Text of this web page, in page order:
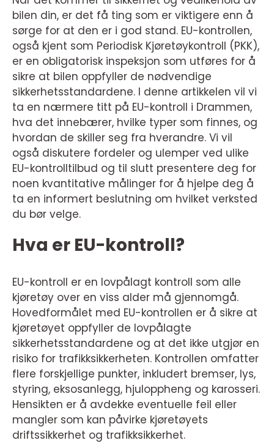
bilen din, er det få ting som er viktigere enn å
sørge for at den er i god stand. EU-kontrollen,
også kjent som Periodisk Kjøretøykontroll (PKK),
er en obligatorisk inspeksjon som utføres for å
sikre at bilen oppfyller de nødvendige
sikkerhetsstandardene. I denne artikkelen vil vi
ta en nærmere titt på EU-kontroll i Drammen,
hva det innebærer, hvilke typer som finnes, og
hvordan de skiller seg fra hverandre. Vi vil
også diskutere fordeler og ulemper ved ulike
EU-kontrolltilbud og til slutt presentere deg for
noen kvantitative målinger for å hjelpe deg å
ta en informert beslutning om hvilket verksted
du bør velge.
Hva er EU-kontroll?
EU-kontroll er en lovpålagt kontroll som alle
kjøretøy over en viss alder må gjennomgå.
Hovedformålet med EU-kontrollen er å sikre at
kjøretøyet oppfyller de lovpålagte
sikkerhetsstandardene og at det ikke utgjør en
risiko for trafikksikkerheten. Kontrollen omfatter
flere forskjellige punkter, inkludert bremser, lys,
styring, eksosanlegg, hjuloppheng og karosseri.
Hensikten er å avdekke eventuelle feil eller
mangler som kan påvirke kjøretøyets
driftssikkerhet og trafikksikkerhet.